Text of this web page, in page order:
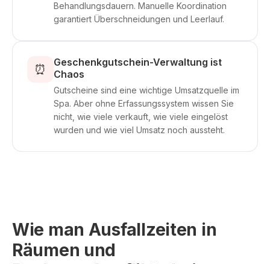
Behandlungsdauern. Manuelle Koordination
garantiert Überschneidungen und Leerlauf.
⏰
Geschenkgutschein-Verwaltung ist
Chaos
Gutscheine sind eine wichtige Umsatzquelle im
Spa. Aber ohne Erfassungssystem wissen Sie
nicht, wie viele verkauft, wie viele eingelöst
wurden und wie viel Umsatz noch aussteht.
Wie man Ausfallzeiten in
Räumen und